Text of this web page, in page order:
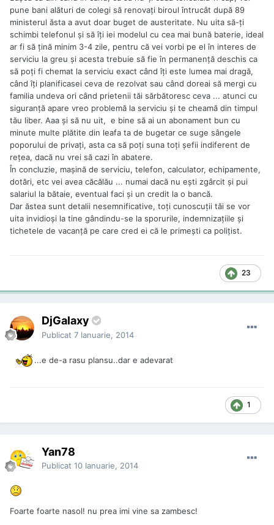
pune bani alături de colegi să renovaţi biroul întrucât după 89
ministerul ăsta a avut doar buget de austeritate. Nu uita să-ţi
schimbi telefonul şi să îţi iei modelul cu cea mai bună baterie, ideal
ar fi să ţină minim 3-4 zile, pentru că vei vorbi pe el în interes de
serviciu la greu şi acesta trebuie să fie în permanenţă deschis ca
să poţi fi chemat la serviciu exact când îţi este lumea mai dragă,
când îţi planificasei ceva de rezolvat sau când doreai să mergi cu
familia undeva ori când prietenii tăi sărbătoresc ceva ... atunci cu
siguranţă apare vreo problemă la serviciu şi te cheamă din timpul
tău liber. Aaa şi să nu uit, e bine să ai un abonament bun cu
minute multe plătite din leafa ta de bugetar ce suge sângele
poporului de privaţi, asta ca să poţi suna toţi şefii indiferent de
reţea, dacă nu vrei să cazi în abatere.
În concluzie, maşină de serviciu, telefon, calculator, echipamente,
dotări, etc vei avea căcălău ... numai dacă nu eşti zgârcit şi pui
salariul la bătaie, eventual faci şi un credit la o bancă.
Dar ăstea sunt detalii nesemnificative, toţi cunoscuţii tăi se vor
uita invidioşi la tine gândindu-se la sporurile, indemnizaţiile şi
tichetele de vacanţă pe care cred ei că le primeşti ca poliţist.
23
DjGalaxy
Publicat 7 Ianuarie, 2014
...e de-a rasu plansu..dar e adevarat
1
Yan78
Publicat 10 Ianuarie, 2014
Foarte foarte nasol! nu prea imi vine sa zambesc!